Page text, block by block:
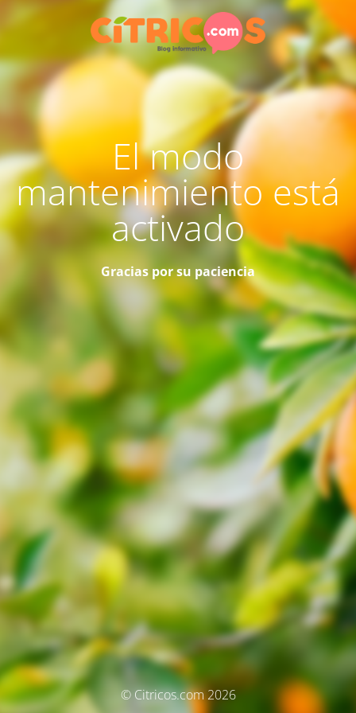
El modo
mantenimiento está
activado
Gracias por su paciencia
© Citricos.com 2026